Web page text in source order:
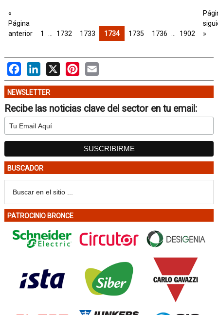
«
Página
anterior
1 1732 1733 1734 1735 1736 1902
»
FacebookLinkedIn
X PinterestEmail
NEWSLETTER
Recibe las noticias clave del sector en tu email:
BUSCADOR
PATROCINIO BRONCE